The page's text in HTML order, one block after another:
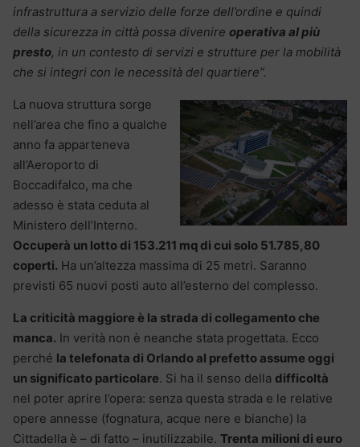
infrastruttura a servizio delle forze dell’ordine e quindi
della sicurezza in città possa divenire operativa al più
presto, in un contesto di servizi e strutture per la mobilità
che si integri con le necessità del quartiere”.
La nuova struttura sorge
nell’area che fino a qualche
anno fa apparteneva
all’Aeroporto di
Boccadifalco, ma che
adesso è stata ceduta al
Ministero dell’Interno.
Occuperà un lotto di 153.211 mq di cui solo 51.785,80
coperti. Ha un’altezza massima di 25 metri. Saranno
previsti 65 nuovi posti auto all’esterno del complesso.
La criticità maggiore è la strada di collegamento che
manca. In verità non è neanche stata progettata. Ecco
perché la telefonata di Orlando al prefetto assume oggi
un significato particolare. Si ha il senso della difficoltà
nel poter aprire l’opera: senza questa strada e le relative
opere annesse (fognatura, acque nere e bianche) la
Cittadella è – di fatto – inutilizzabile. Trenta milioni di euro